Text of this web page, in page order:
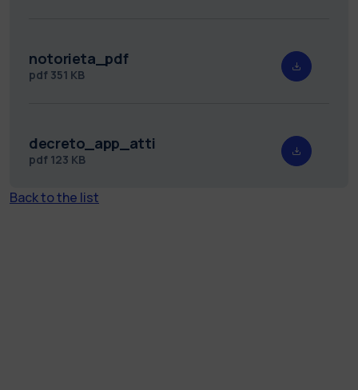
notorieta_pdf
pdf 351 KB
decreto_app_atti
pdf 123 KB
Back to the list